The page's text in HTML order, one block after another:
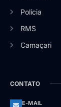
Polícia
RMS
Camaçari
CONTATO
E-MAIL